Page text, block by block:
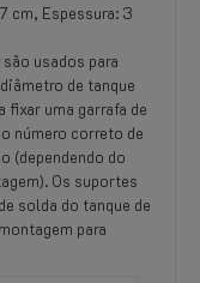
cm, Espessura: 3
usados ​​para
de tanque
fixar uma garrafa de
número correto de
(dependendo do
Os suportes
solda do tanque de
para